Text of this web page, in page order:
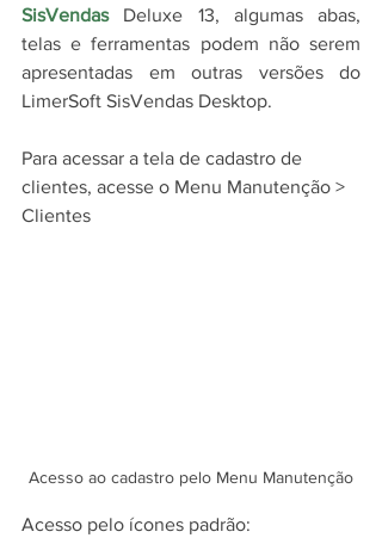
SisVendas Deluxe 13, algumas abas,
telas e ferramentas podem não serem
apresentadas em outras versões do
LimerSoft SisVendas Desktop.
Para acessar a tela de cadastro de
clientes, acesse o Menu Manutenção >
Clientes
Acesso ao cadastro pelo Menu Manutenção
Acesso pelo ícones padrão: